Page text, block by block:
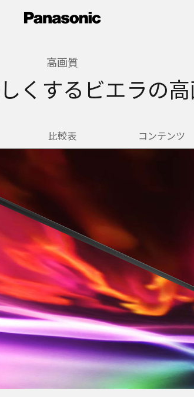
高画質
くするビエラの
比較表 コンテンツ